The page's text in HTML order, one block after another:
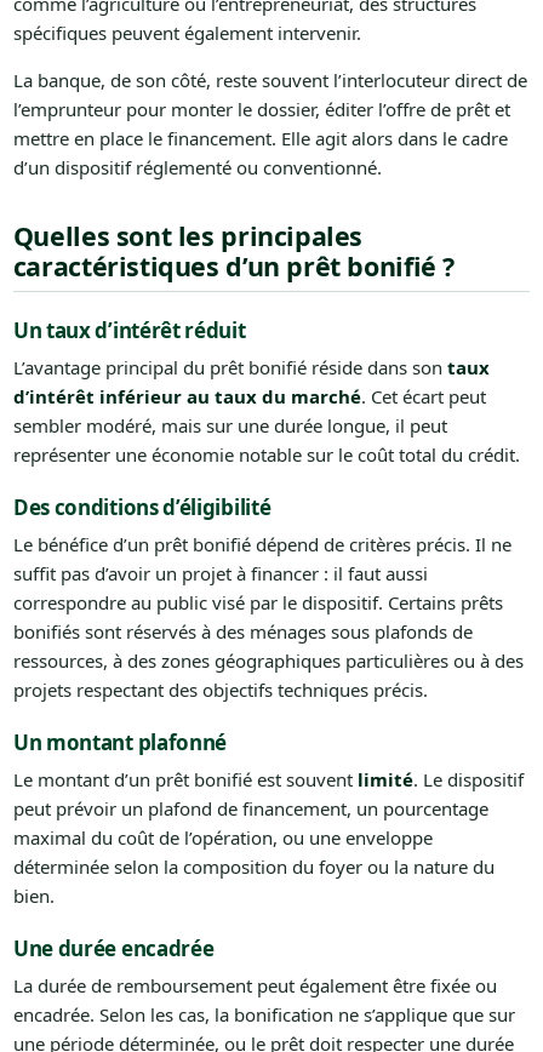
spécifiques peuvent également intervenir.
La banque, de son côté, reste souvent l’interlocuteur direct de
l’emprunteur pour monter le dossier, éditer l’offre de prêt et
mettre en place le financement. Elle agit alors dans le cadre
d’un dispositif réglementé ou conventionné.
Quelles sont les principales
caractéristiques d’un prêt bonifié ?
Un taux d’intérêt réduit
L’avantage principal du prêt bonifié réside dans son taux
d’intérêt inférieur au taux du marché. Cet écart peut
sembler modéré, mais sur une durée longue, il peut
représenter une économie notable sur le coût total du crédit.
Des conditions d’éligibilité
Le bénéfice d’un prêt bonifié dépend de critères précis. Il ne
suffit pas d’avoir un projet à financer : il faut aussi
correspondre au public visé par le dispositif. Certains prêts
bonifiés sont réservés à des ménages sous plafonds de
ressources, à des zones géographiques particulières ou à des
projets respectant des objectifs techniques précis.
Un montant plafonné
Le montant d’un prêt bonifié est souvent limité. Le dispositif
peut prévoir un plafond de financement, un pourcentage
maximal du coût de l’opération, ou une enveloppe
déterminée selon la composition du foyer ou la nature du
bien.
Une durée encadrée
La durée de remboursement peut également être fixée ou
encadrée. Selon les cas, la bonification ne s’applique que sur
une période déterminée, ou le prêt doit respecter une durée